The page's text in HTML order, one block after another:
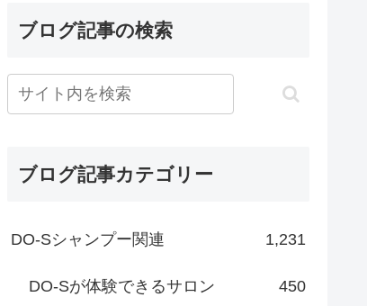
ブログ記事の検索
ブログ記事カテゴリー
DO-Sシャンプー関連 1,231
DO-Sが体験できるサロン 450